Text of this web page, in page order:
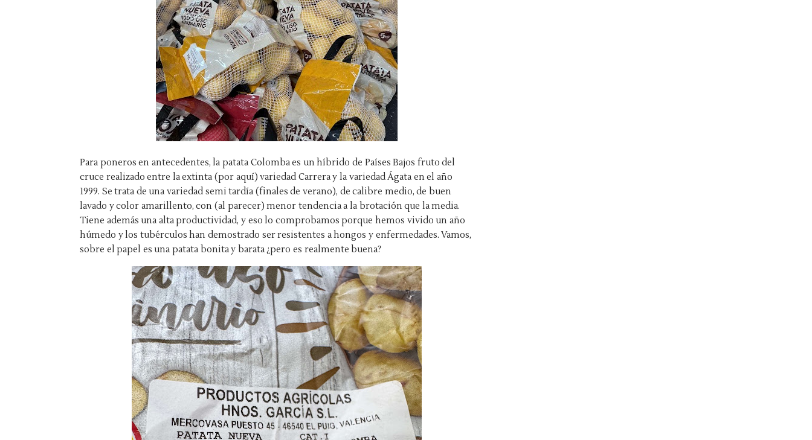
Para poneros en antecedentes, la patata Colomba es un híbrido de Países Bajos fruto del
cruce realizado entre la extinta (por aquí) variedad Carrera y la variedad Ágata en el año
1999. Se trata de una variedad semi tardía (finales de verano), de calibre medio, de buen
lavado y color amarillento, con (al parecer) menor tendencia a la brotación que la media.
Tiene además una alta productividad, y eso lo comprobamos porque hemos vivido un año
húmedo y los tubérculos han demostrado ser resistentes a hongos y enfermedades. Vamos,
sobre el papel es una patata bonita y barata ¿pero es realmente buena?